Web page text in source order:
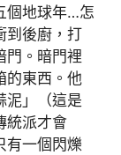
個地球年…怎
到後廚，打
門。暗門裡
的東西。他
泥」（這是
統派才會
有一個閃爍